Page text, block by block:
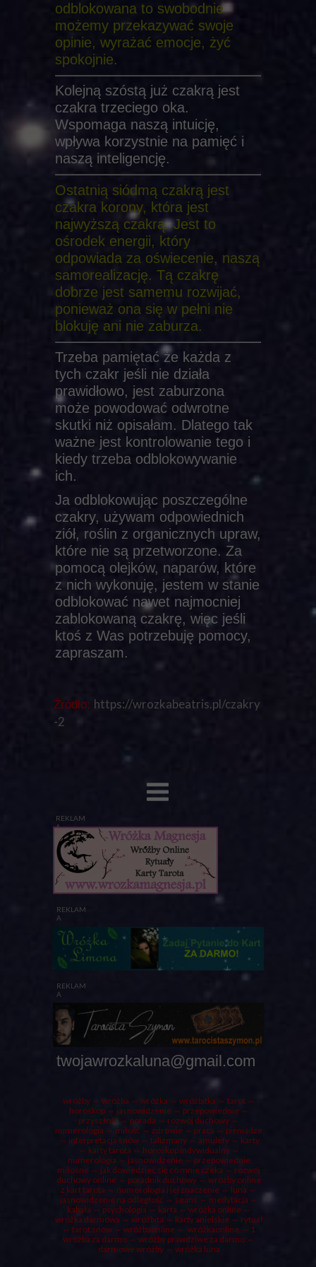
REKLAM
A
REKLAM
A
REKLAM
A
wróżby ⇔ wróżba ⇔ wróżka ⇔ wróżbitka ⇔ tarot⇔
horoskop ⇔ jasnowidzenie ⇔ przepowiednie ⇔
przyszłość ⇔ porada ⇔ rozwój duchowy ⇔
numerologia ⇔ miłość ⇔ zdrowie ⇔ praca ⇔ pieniądze
⇔ interpretacja snów ⇔ talizmany ⇔ amulety ⇔ karty
⇔ karty tarota ⇔ horoskop indywidualny ⇔
numerologia ⇔ jasnowidzenie ⇔ przepowiednie
miłosne ⇔ jak dowiedzieć się co mnie czeka ⇔ rozwój
duchowy online ⇔ poradnik duchowy ⇔ wróżby online
z kart tarota ⇔ numerologia i jej znaczenie ⇔ luna ⇔
jasnowidzenie na odległość ⇔ seans ⇔ medytacja ⇔
kabała ⇔ psychologia ⇔ karta ⇔ wróżka online ⇔
wróżka darmowa ⇔ wróżbita ⇔ karty anielskie ⇔ rytuał
⇔ tarot snów ⇔ wróżbaonline ⇔ wróżkaonline ⇔ 1
wróżba za darmo ⇔ wróżby prawdziwe za darmo ⇔
darmowe wróżby ⇔ wróżka luna
twojawrozkaluna@gmail.com
Źródło: https://wrozkabeatris.pl/czakry
-2
odblokowana to swobodnie
możemy przekazywać swoje
opinie, wyrażać emocje, żyć
spokojnie.
Kolejną szóstą już czakrą jest
czakra trzeciego oka.
Wspomaga naszą intuicję,
wpływa korzystnie na pamięć i
naszą inteligencję.
Ostatnią siódmą czakrą jest
czakra korony, która jest
najwyższą czakrą. Jest to
ośrodek energii, który
odpowiada za oświecenie, naszą
samorealizację. Tą czakrę
dobrze jest samemu rozwijać,
ponieważ ona się w pełni nie
blokuję ani nie zaburza.
Trzeba pamiętać że każda z
tych czakr jeśli nie działa
prawidłowo, jest zaburzona
może powodować odwrotne
skutki niż opisałam. Dlatego tak
ważne jest kontrolowanie tego i
kiedy trzeba odblokowywanie
ich.
Ja odblokowując poszczególne
czakry, używam odpowiednich
ziół, roślin z organicznych upraw,
które nie są przetworzone. Za
pomocą olejków, naparów, które
z nich wykonuję, jestem w stanie
odblokować nawet najmocniej
zablokowaną czakrę, więc jeśli
ktoś z Was potrzebuję pomocy,
zapraszam.